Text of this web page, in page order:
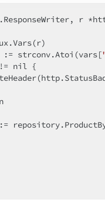
r
:= strconv.Atoi(vars[
nil {